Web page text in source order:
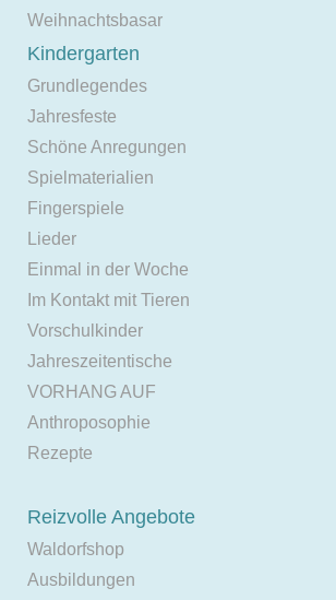
Weihnachtsbasar
Kindergarten
Grundlegendes
Jahresfeste
Schöne Anregungen
Spielmaterialien
Fingerspiele
Lieder
Einmal in der Woche
Im Kontakt mit Tieren
Vorschulkinder
Jahreszeitentische
VORHANG AUF
Anthroposophie
Rezepte
Reizvolle Angebote
Waldorfshop
Ausbildungen